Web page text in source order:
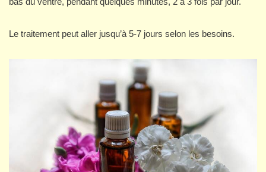
Le traitement peut aller jusqu’à 5-7 jours selon les besoins.